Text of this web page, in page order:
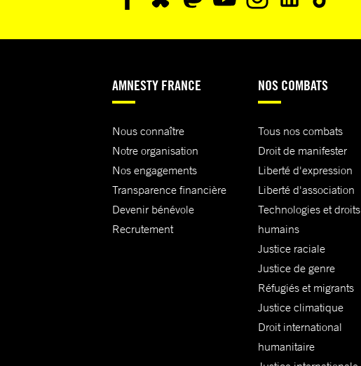
AMNESTY FRANCE
Nous connaître
Notre organisation
Nos engagements
Transparence financière
Devenir bénévole
Recrutement
NOS COMBATS
Tous nos combats
Droit de manifester
Liberté d'expression
Liberté d'association
Technologies et droits
humains
Justice raciale
Justice de genre
Réfugiés et migrants
Justice climatique
Droit international
humanitaire